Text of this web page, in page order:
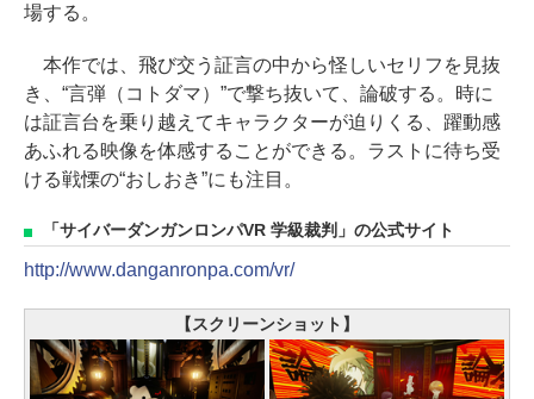
場する。
本作では、飛び交う証言の中から怪しいセリフを見抜
き、“言弾（コトダマ）”で撃ち抜いて、論破する。時に
は証言台を乗り越えてキャラクターが迫りくる、躍動感
あふれる映像を体感することができる。ラストに待ち受
ける戦慄の“おしおき”にも注目。
「サイバーダンガンロンパVR 学級裁判」の公式サイト
http://www.danganronpa.com/vr/
【スクリーンショット】